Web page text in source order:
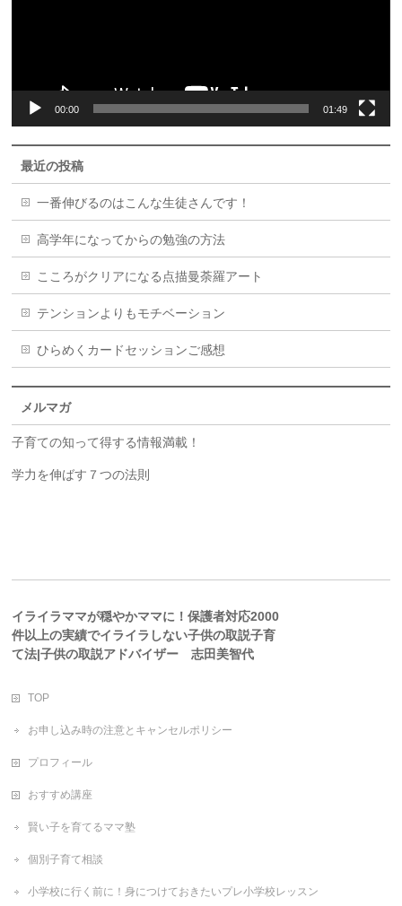
00:00 01:49
最近の投稿
一番伸びるのはこんな生徒さんです！
高学年になってからの勉強の方法
こころがクリアになる点描曼荼羅アート
テンションよりもモチベーション
ひらめくカードセッションご感想
メルマガ
子育ての知って得する情報満載！
学力を伸ばす７つの法則
イライラママが穏やかママに！保護者対応2000
件以上の実績でイライラしない子供の取説子育
て法|子供の取説アドバイザー 志田美智代
TOP
お申し込み時の注意とキャンセルポリシー
プロフィール
おすすめ講座
賢い子を育てるママ塾
個別子育て相談
小学校に行く前に！身につけておきたいプレ小学校レッスン